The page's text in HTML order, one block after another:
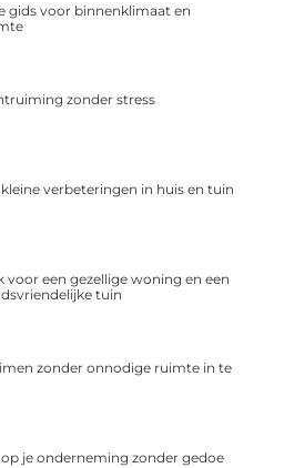
gids voor binnenklimaat en
zonder stress
verbeteringen in huis en tuin
voor een gezellige woning en een
tuin
zonder onnodige ruimte in te
je onderneming zonder gedoe